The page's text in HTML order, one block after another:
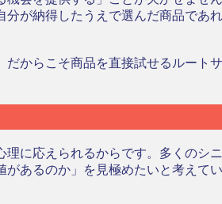
が納得したうえで選んだ商品であ
からこそ商品を直接試せるルート
に応えられるからです。多くのシ
あるのか」を見極めたいと考えて